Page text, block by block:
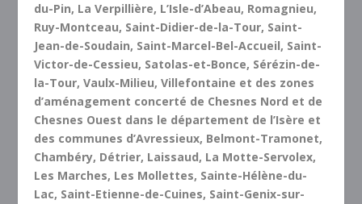
du-Pin, La Verpillière, L’Isle-d’Abeau, Romagnieu,
Ruy-Montceau, Saint-Didier-de-la-Tour, Saint-
Jean-de-Soudain, Saint-Marcel-Bel-Accueil, Saint-
Victor-de-Cessieu, Satolas-et-Bonce, Sérézin-de-
la-Tour, Vaulx-Milieu, Villefontaine et des zones
d’aménagement concerté de Chesnes Nord et de
Chesnes Ouest dans le département de l’Isère et
des communes d’Avressieux, Belmont-Tramonet,
Chambéry, Détrier, Laissaud, La Motte-Servolex,
Les Marches, Les Mollettes, Sainte-Hélène-du-
Lac, Saint-Etienne-de-Cuines, Saint-Genix-sur-